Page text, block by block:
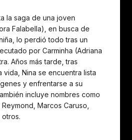
la saga de una joven
Falabella), en busca de
lo perdió todo tras un
por Carminha (Adriana
Años más tarde, tras
vida, Nina se encuentra lista
y enfrentarse a su
incluye nombres como
Marcos Caruso,
otros.